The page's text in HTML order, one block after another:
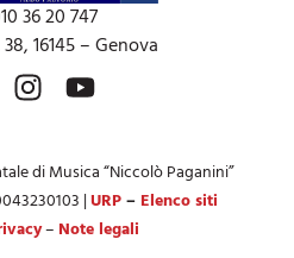
36 20 747
16145 – Genova
di Musica “Niccolò Paganini”
|URP– Elenco siti
– Note legali